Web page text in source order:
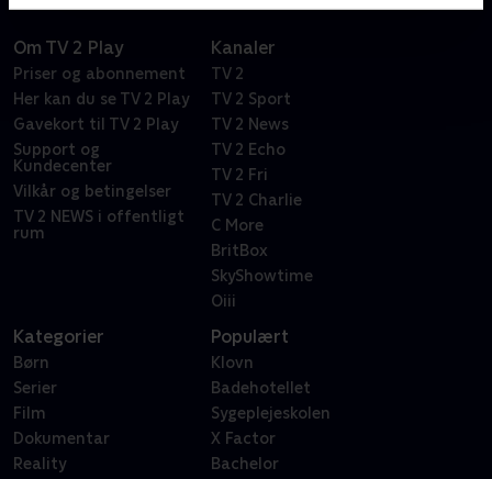
Om TV 2 Play
Priser og abonnement
Her kan du se TV 2 Play
Gavekort til TV 2 Play
Support og
Kundecenter
Vilkår og betingelser
TV 2 NEWS i offentligt
rum
Kanaler
TV 2
TV 2 Sport
TV 2 News
TV 2 Echo
TV 2 Fri
TV 2 Charlie
C More
BritBox
SkyShowtime
Oiii
Kategorier
Børn
Serier
Film
Dokumentar
Reality
Populært
Klovn
Badehotellet
Sygeplejeskolen
X Factor
Bachelor